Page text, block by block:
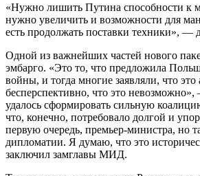
«Нужно лишить Путина способности к
нужно увеличить и возможности для
есть продолжать поставки техники», —
Одной из важнейших частей нового
эмбарго. «Это то, что предложила
войны, и тогда многие заявляли, что
бесперспективно, что это
удалось сформировать сильную
что, конечно, потребовало долгой и
первую очередь, премьер-министра, но
дипломатии. Я думаю, что это
заключил замглавы МИД.